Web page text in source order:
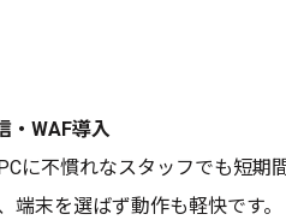
・WAF導入
に不慣れなスタッフでも短期
端末を選ばず動作も軽快です